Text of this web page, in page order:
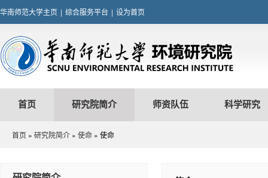
华南师范大学主页 | 综合服务平台 | 设为首页
首页 研究院简介 师资队伍 科学研究
首页 » 研究院简介 » 使命 » 使命